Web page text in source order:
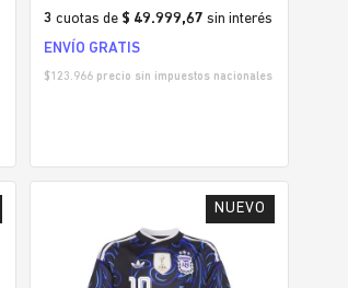
3 cuotas de $ 49.999,67 sin interés
ENVÍO GRATIS
$123.966precio sin impuestos nacionales